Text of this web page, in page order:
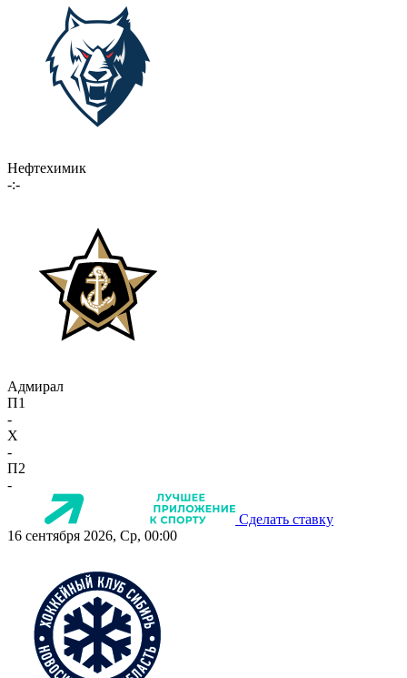
Нефтехимик
-:-
Адмирал
П1
-
X
-
П2
-
Сделать ставку
16 сентября 2026, Ср, 00:00